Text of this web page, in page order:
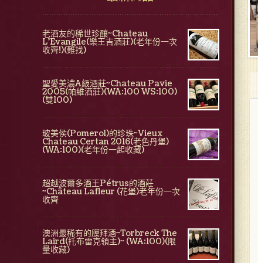
老酒友的稀世珍釀~Chateau
L'Evangile(樂王吉酒莊)(老年份一次
收齊!)(難找)
聖愛美濃A級酒莊~Chateau Pavie
2005(帕維酒莊)(WA:100 WS:100)
(雙100)
玻美侯(Pomerol)的珍珠~Vieux
Chateau Certan 2016(老色丹堡)
(WA:100)(老年份一起收藏)
超越波爾多酒王Pétrus的酒莊
~Château Lafleur (花堡)老年份一次
收齊
澳洲最稀有的膜拜酒~Torbreck The
Laird(托布雷克領主)~ (WA:100)(限
量收藏)